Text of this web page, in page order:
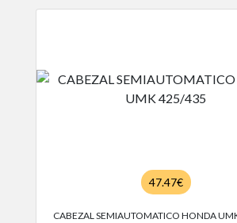
47.47€
CABEZAL SEMIAUTOMATICO HONDA